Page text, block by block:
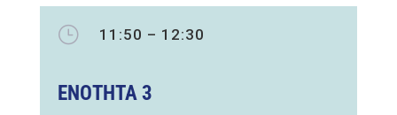
} 11:50 – 12:30
ΕΝΟΤΗΤΑ 3